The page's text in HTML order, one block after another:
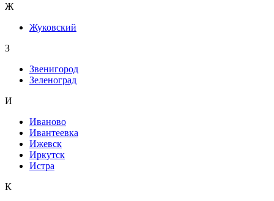
Ж
Жуковский
З
Звенигород
Зеленоград
И
Иваново
Ивантеевка
Ижевск
Иркутск
Истра
К